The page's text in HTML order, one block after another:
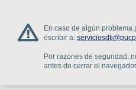
En caso de algún
escribir a:
Por razones de seguridad,
antes de cerrar el